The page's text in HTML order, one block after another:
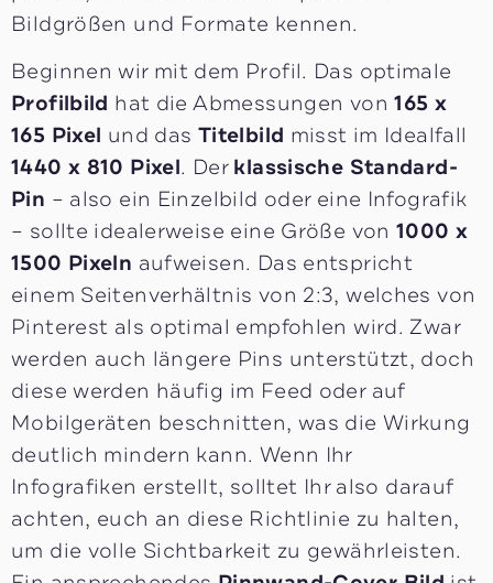
Bildgrößen und Formate kennen.
Beginnen wir mit dem Profil. Das optimale
Profilbild hat die Abmessungen von165 x
165 Pixel und das Titelbild misst im Idealfall
1440 x 810 Pixel. Derklassische Standard-
Pin – also ein Einzelbild oder eine Infografik
– sollte idealerweise eine Größe von1000 x
1500 Pixeln aufweisen. Das entspricht
einem Seitenverhältnis von 2:3, welches von
Pinterest als optimal empfohlen wird. Zwar
werden auch längere Pins unterstützt, doch
diese werden häufig im Feed oder auf
Mobilgeräten beschnitten, was die Wirkung
deutlich mindern kann. Wenn Ihr
Infografiken erstellt, solltet Ihr also darauf
achten, euch an diese Richtlinie zu halten,
um die volle Sichtbarkeit zu gewährleisten.